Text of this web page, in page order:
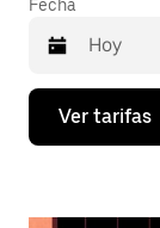
Fecha
Presiona
flecha
Ver tarifas